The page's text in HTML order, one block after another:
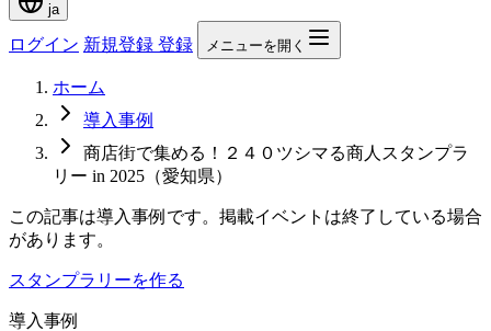
ja
ログイン 新規登録 登録 メニューを開く
ホーム
導入事例
商店街で集める！２４０ツシマる商人スタンプラ
リー in 2025（愛知県）
この記事は導入事例です。掲載イベントは終了している場合
があります。
スタンプラリーを作る
導入事例